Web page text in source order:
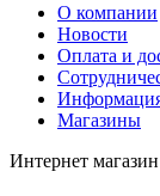
О компании
Новости
Оплата и
Магазины
Интернет